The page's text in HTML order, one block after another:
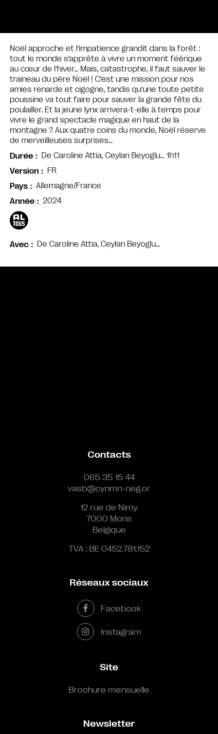
Avec De Caroline Attia, Ceylan Beyoglu…
Noël approche et l’impatience grandit dans la forêt :
tout le monde s’apprête à vivre un moment féérique
au cœur de l’hiver… Mais, catastrophe, il faut sauver le
traineau du père Noël ! C’est une mission pour nos
amies renarde et cigogne, tandis qu’une toute petite
poussine va tout faire pour sauver la grande fête du
poulailler. Et la jeune lynx arrivera-t-elle à temps pour
vivre le grand spectacle magique en haut de la
montagne ? Aux quatre coins du monde, Noël réserve
de merveilleuses surprises…
Durée
De Caroline Attia, Ceylan Beyoglu… 1h11
Version
FR
Pays
Allemagne/France
Année
2024
Contacts
065 35 15 44
vasb@cynmn-neg.or
12 rue de Nimy
7000 Mons
Belgique
TVA : BE 0452.781.152
Réseaux sociaux
Facebook
Instagram
Site
Brochure mensuelle
Newsletter